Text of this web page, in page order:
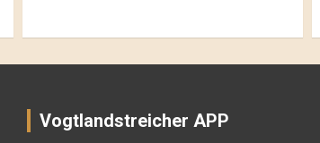
Vogtlandstreicher APP